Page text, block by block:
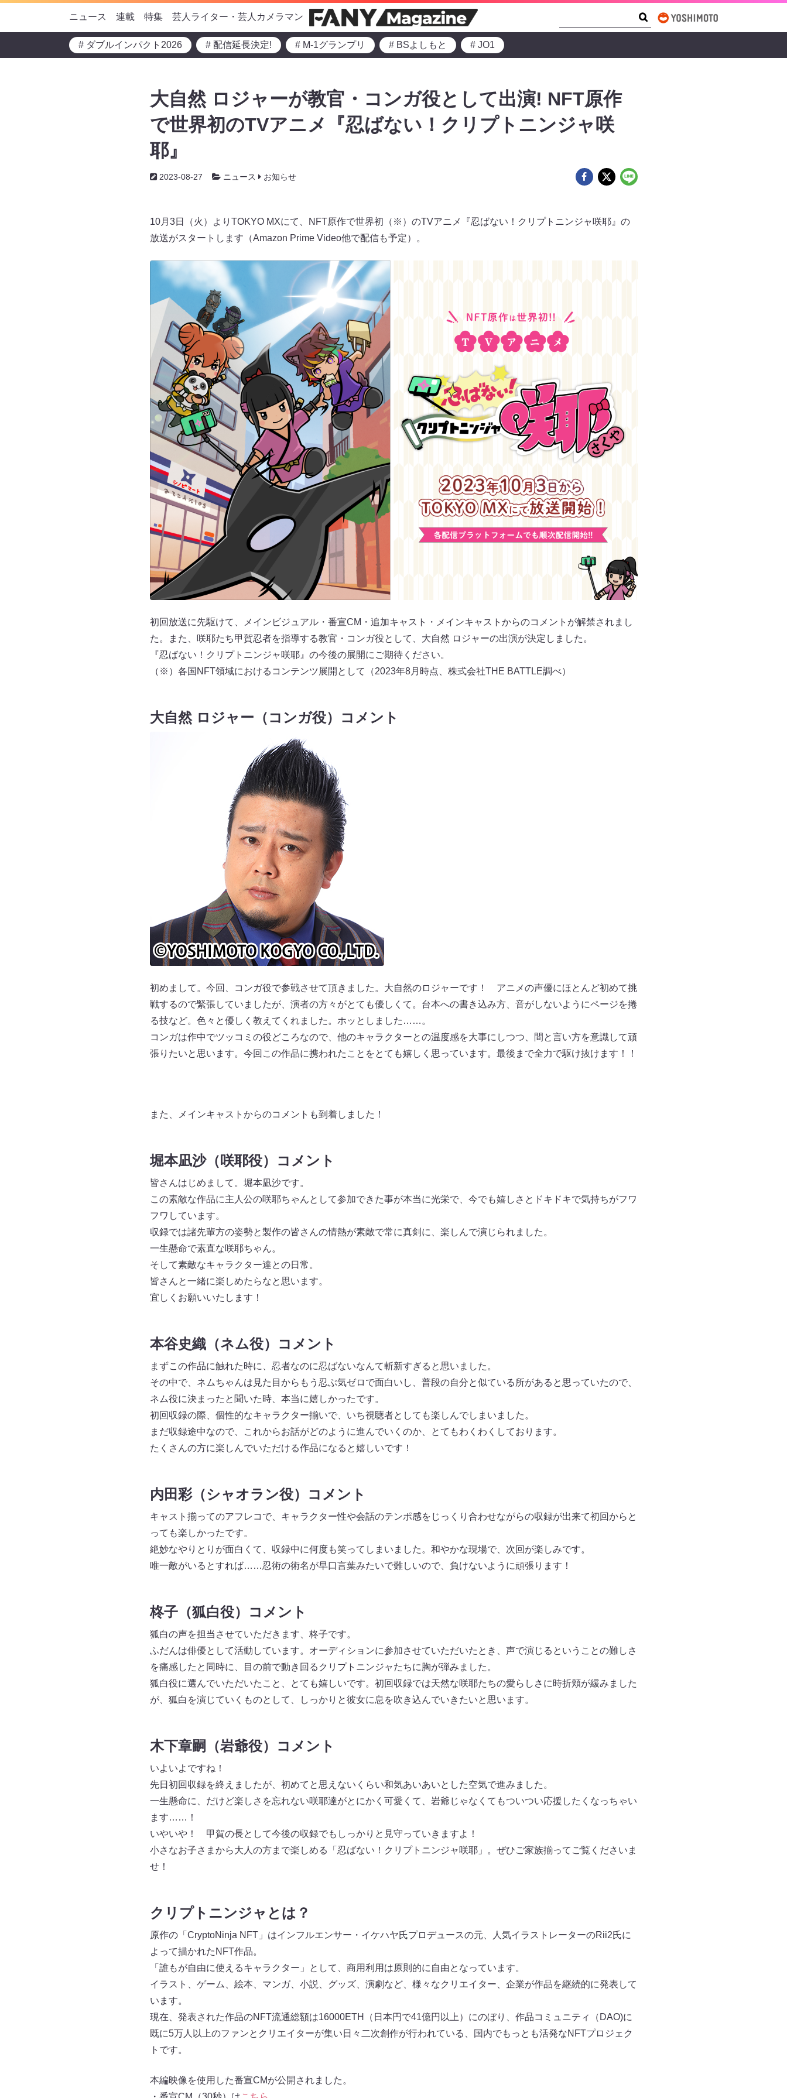
ニュース 連載 特集 芸人ライター・芸人カメラマン
# ダブルインパクト2026 # 配信延長決定! # M-1グランプリ # BSよしもと # JO1
大自然 ロジャーが教官・コンガ役として出演! NFT原作
で世界初のTVアニメ『忍ばない！クリプトニンジャ咲
耶』
2023-08-27 ニュース お知らせ
10月3日（火）よりTOKYO MXにて、NFT原作で世界初（※）のTVアニメ『忍ばない！クリプトニンジャ咲耶』の
放送がスタートします（Amazon Prime Video他で配信も予定）。
初回放送に先駆けて、メインビジュアル・番宣CM・追加キャスト・メインキャストからのコメントが解禁されまし
た。また、咲耶たち甲賀忍者を指導する教官・コンガ役として、大自然 ロジャーの出演が決定しました。
『忍ばない！クリプトニンジャ咲耶』の今後の展開にご期待ください。
（※）各国NFT領域におけるコンテンツ展開として（2023年8月時点、株式会社THE BATTLE調べ）
大自然 ロジャー（コンガ役）コメント
初めまして。今回、コンガ役で参戦させて頂きました。大自然のロジャーです！ アニメの声優にほとんど初めて挑
戦するので緊張していましたが、演者の方々がとても優しくて。台本への書き込み方、音がしないようにページを捲
る技など。色々と優しく教えてくれました。ホッとしました……。
コンガは作中でツッコミの役どころなので、他のキャラクターとの温度感を大事にしつつ、間と言い方を意識して頑
張りたいと思います。今回この作品に携われたことをとても嬉しく思っています。最後まで全力で駆け抜けます！！
また、メインキャストからのコメントも到着しました！
堀本凪沙（咲耶役）コメント
皆さんはじめまして。堀本凪沙です。
この素敵な作品に主人公の咲耶ちゃんとして参加できた事が本当に光栄で、今でも嬉しさとドキドキで気持ちがフワ
フワしています。
収録では諸先輩方の姿勢と製作の皆さんの情熱が素敵で常に真剣に、楽しんで演じられました。
一生懸命で素直な咲耶ちゃん。
そして素敵なキャラクター達との日常。
皆さんと一緒に楽しめたらなと思います。
宜しくお願いいたします！
本谷史織（ネム役）コメント
まずこの作品に触れた時に、忍者なのに忍ばないなんて斬新すぎると思いました。
その中で、ネムちゃんは見た目からもう忍ぶ気ゼロで面白いし、普段の自分と似ている所があると思っていたので、
ネム役に決まったと聞いた時、本当に嬉しかったです。
初回収録の際、個性的なキャラクター揃いで、いち視聴者としても楽しんでしまいました。
まだ収録途中なので、これからお話がどのように進んでいくのか、とてもわくわくしております。
たくさんの方に楽しんでいただける作品になると嬉しいです！
内田彩（シャオラン役）コメント
キャスト揃ってのアフレコで、キャラクター性や会話のテンポ感をじっくり合わせながらの収録が出来て初回からと
っても楽しかったです。
絶妙なやりとりが面白くて、収録中に何度も笑ってしまいました。和やかな現場で、次回が楽しみです。
唯一敵がいるとすれば……忍術の術名が早口言葉みたいで難しいので、負けないように頑張ります！
柊子（狐白役）コメント
狐白の声を担当させていただきます、柊子です。
ふだんは俳優として活動しています。オーディションに参加させていただいたとき、声で演じるということの難しさ
を痛感したと同時に、目の前で動き回るクリプトニンジャたちに胸が弾みました。
狐白役に選んでいただいたこと、とても嬉しいです。初回収録では天然な咲耶たちの愛らしさに時折頬が緩みました
が、狐白を演じていくものとして、しっかりと彼女に息を吹き込んでいきたいと思います。
木下章嗣（岩爺役）コメント
いよいよですね！
先日初回収録を終えましたが、初めてと思えないくらい和気あいあいとした空気で進みました。
一生懸命に、だけど楽しさを忘れない咲耶達がとにかく可愛くて、岩爺じゃなくてもついつい応援したくなっちゃい
ます……！
いやいや！ 甲賀の長として今後の収録でもしっかりと見守っていきますよ！
小さなお子さまから大人の方まで楽しめる「忍ばない！クリプトニンジャ咲耶」。ぜひご家族揃ってご覧くださいま
せ！
クリプトニンジャとは？
原作の「CryptoNinja NFT」はインフルエンサー・イケハヤ氏プロデュースの元、人気イラストレーターのRii2氏に
よって描かれたNFT作品。
「誰もが自由に使えるキャラクター」として、商用利用は原則的に自由となっています。
イラスト、ゲーム、絵本、マンガ、小説、グッズ、演劇など、様々なクリエイター、企業が作品を継続的に発表して
います。
現在、発表された作品のNFT流通総額は16000ETH（日本円で41億円以上）にのぼり、作品コミュニティ（DAO)に
既に5万人以上のファンとクリエイターが集い日々二次創作が行われている、国内でもっとも活発なNFTプロジェク
トです。
本編映像を使用した番宣CMが公開されました。